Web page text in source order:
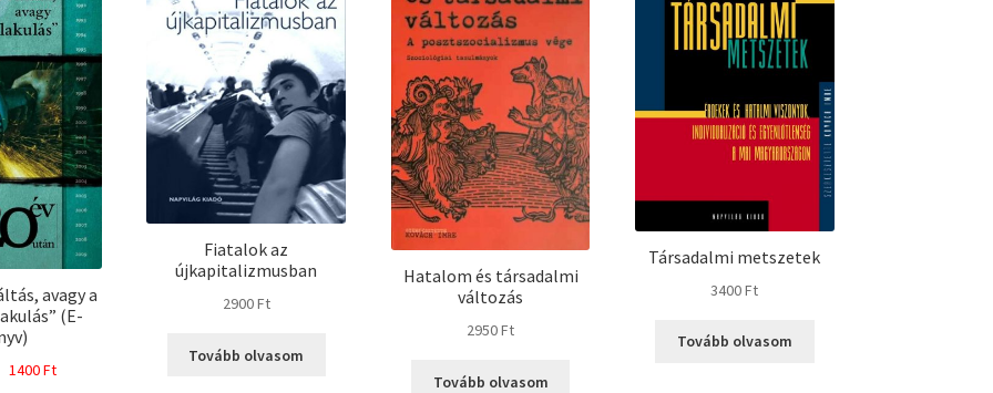
avagy a
(E-
Original
1400FtCurrent
Fiatalok az
újkapitalizmusban
2900Ft
Tovább olvasom
Hatalom és társadalmi
változás
2950Ft
Tovább olvasom
Társadalmi metszetek
3400Ft
Tovább olvasom